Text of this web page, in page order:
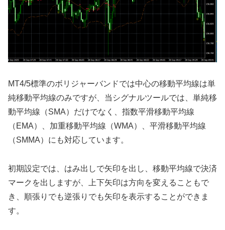
MT4/5標準のボリジャーバンドでは中心の移動平均線は単
純移動平均線のみですが、当シグナルツールでは、単純移
動平均線（SMA）だけでなく、指数平滑移動平均線
（EMA）、加重移動平均線（WMA）、平滑移動平均線
（SMMA）にも対応しています。
初期設定では、はみ出しで矢印を出し、移動平均線で決済
マークを出しますが、上下矢印は方向を変えることもで
き、順張りでも逆張りでも矢印を表示することができま
す。